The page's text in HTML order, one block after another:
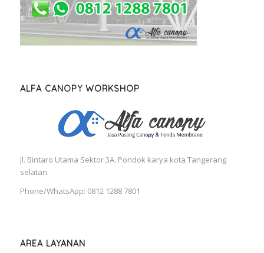
ALFA CANOPY WORKSHOP
Jl. Bintaro Utama Sektor 3A. Pondok karya kota Tangerang
selatan.
Phone/WhatsApp: 0812 1288 7801
AREA LAYANAN